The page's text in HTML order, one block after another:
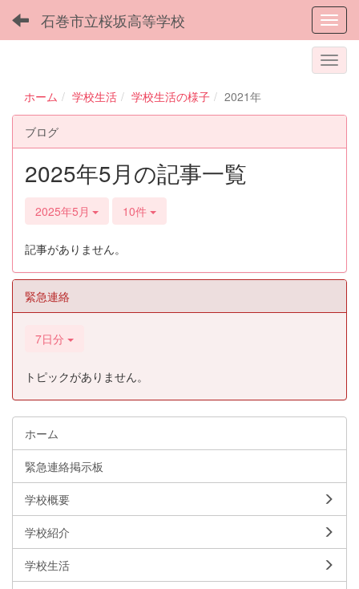
石巻市立桜坂高等学校
ホーム 学校生活 学校生活の様子 2021年
ブログ
2025年5月の記事一覧
2025年5月 10件
記事がありません。
緊急連絡
7日分
トピックがありません。
ホーム
緊急連絡掲示板
学校概要
学校紹介
学校生活